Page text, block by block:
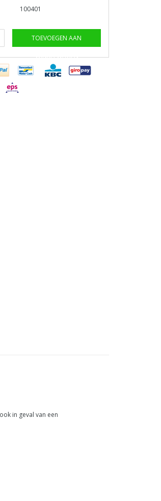
100401
TOEVOEGEN AAN
WINKELWAGEN
in geval van een